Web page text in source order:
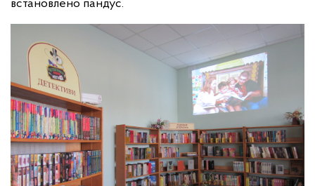
встановлено пандус.